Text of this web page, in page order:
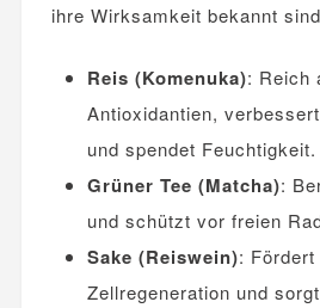
ihre Wirksamkeit bekannt
Reis (Komenuka): Reich
Antioxidantien,
und spendet Feuchtigkeit.
Grüner Tee (Matcha):
und schützt vor freien
Sake (Reiswein): Fördert
Zellregeneration und